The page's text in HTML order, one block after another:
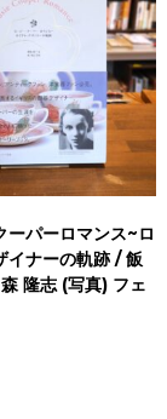
ーパーロマンス~ロ
イナーの軌跡 / 飯
隆志 (写真) フェ